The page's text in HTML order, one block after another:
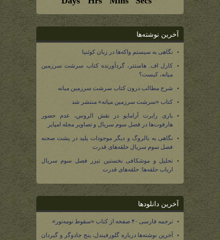
آخرین نوشته‌ها
نگاهی به سیستم واکه‌ها در زبان کوئنیا
کارل اف. هاستتر، گردآورنده کتاب سرشت سرزمین
میانه، کیست؟
شرح مطالب درون کتاب سرشت سرزمین میانه
کتاب «سرشت سرزمین میانه» منتشر شد
بازی رابرت آرامایو در نقش الروس، عدم حضور
هارفوت‌ها در فصل سوم سریال و تصاویر مجله امپایر
نگاهی به بالروگ و دیگر موجودات پلید در پشت صحنه
فصل سوم سریال حلقه‌های قدرت
تحلیل و موشکافی نخستین تیزر فصل سوم سریال
ارباب حلقه‌ها: حلقه‌های قدرت
آخرین دانلودها
ترجمه فارسی ۴۰ صفحه از کتاب «سقوط نومه‌نور»
آخرین نوشته‌ها درباره گلورفیندل، پنج جادوگر و گیردان